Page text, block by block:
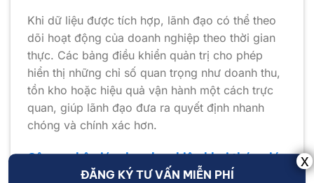
Khi dữ liệu được tích hợp, lãnh đạo có thể theo
dõi hoạt động của doanh nghiệp theo thời gian
thực. Các bảng điều khiển quản trị cho phép
hiển thị những chỉ số quan trọng như doanh thu,
tồn kho hoặc hiệu quả vận hành một cách trực
quan, giúp lãnh đạo đưa ra quyết định nhanh
chóng và chính xác hơn.
Công nghệ giúp doanh nghiệp khai thác giá
trị từ dữ liệuĐĂNG KÝ TƯ VẤN MIỄN PHÍ